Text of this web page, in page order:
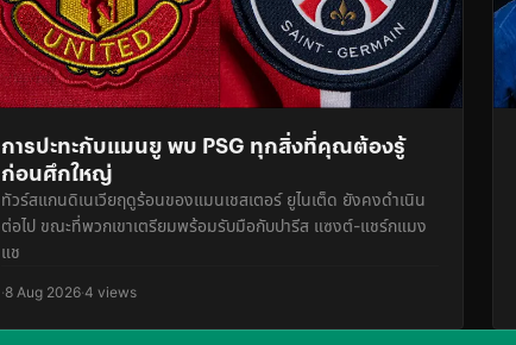
การปะทะกับแมนยู พบ PSG ทุกสิ่งที่คุณต้องรู้
ก่อนศึกใหญ่
ทัวร์สแกนดิเนเวียฤดูร้อนของแมนเชสเตอร์ ยูไนเต็ด ยังคงดำเนิน
ต่อไป ขณะที่พวกเขาเตรียมพร้อมรับมือกับปารีส แซงต์-แชร์กแมง
แช
·8 Aug 2026·4 views